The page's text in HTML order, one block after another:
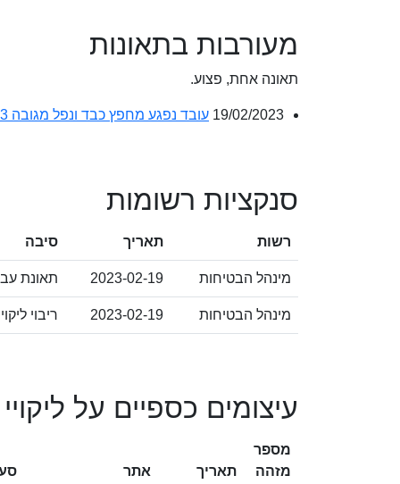
מעורבות בתאונות
תאונה אחת, פצוע.
19/02/2023 עובד נפגע מחפץ כבד ונפל מגובה 3 מטרים במהלך עבודתו באתר בנייה.
סנקציות רשומות
רשות תאריך סיבה
מינהל הבטיחות 2023-02-19 תאונת
מינהל הבטיחות 2023-02-19 ריבוי
עיצומים כספיים על
מספר
מזהה
תאריך אתר